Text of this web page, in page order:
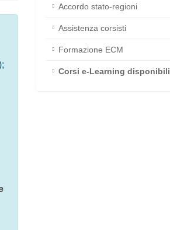
Accordo stato-regioni
Assistenza corsisti
Formazione ECM
Corsi e-Learning disponibili